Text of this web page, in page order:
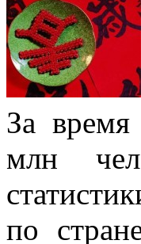
За время
млн
по